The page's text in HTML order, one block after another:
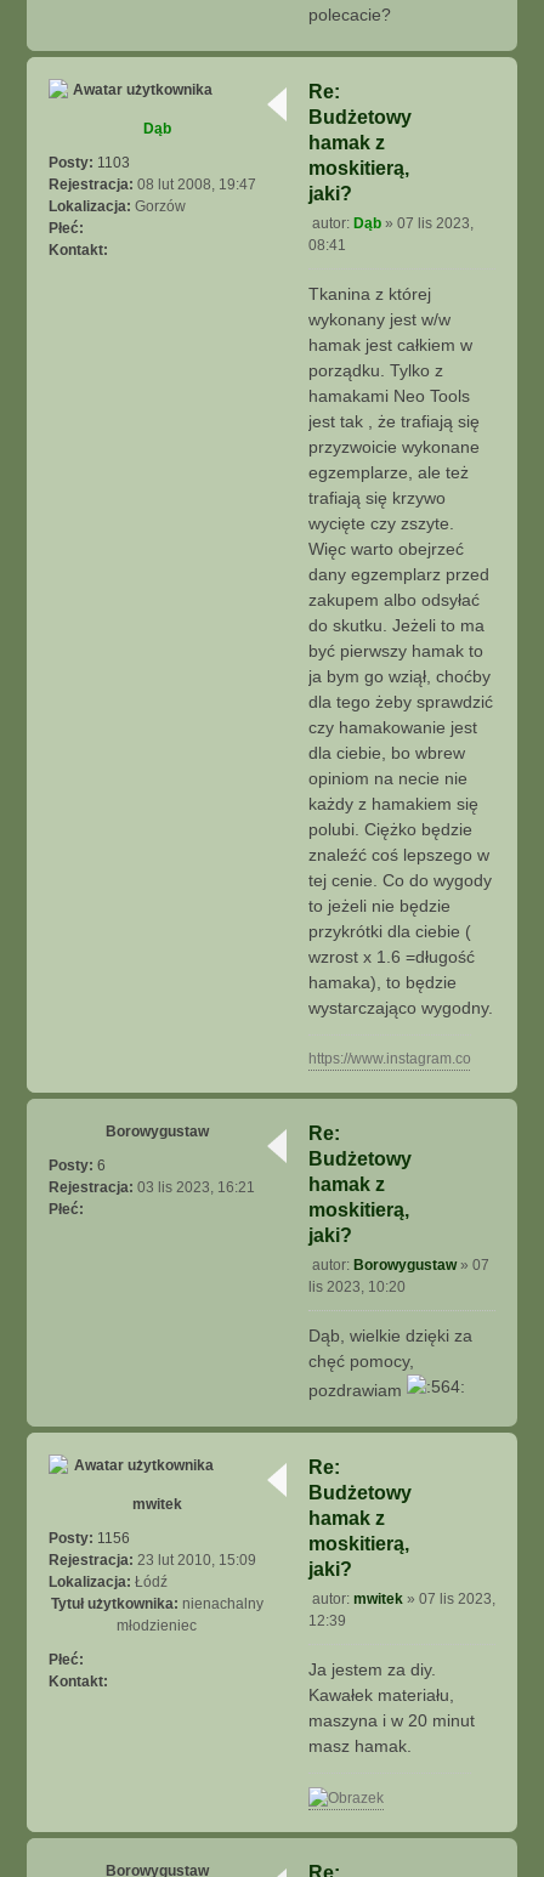
polecacie?
a
Dąb
Posty: 1103
Rejestracja: 08 lut 2008, 19:47
Lokalizacja: Gorzów
Płeć:
Kontakt:
Re:
Budżetowy
hamak z
moskitierą,
jaki?
P
autor: Dąb » 07 lis 2023,
08:41
Tkanina z której
wykonany jest w/w
hamak jest całkiem w
porządku. Tylko z
hamakami Neo Tools
jest tak , że trafiają się
przyzwoicie wykonane
egzemplarze, ale też
trafiają się krzywo
wycięte czy zszyte.
Więc warto obejrzeć
dany egzemplarz przed
zakupem albo odsyłać
do skutku. Jeżeli to ma
być pierwszy hamak to
ja bym go wziął, choćby
dla tego żeby sprawdzić
czy hamakowanie jest
dla ciebie, bo wbrew
opiniom na necie nie
każdy z hamakiem się
polubi. Ciężko będzie
znaleźć coś lepszego w
tej cenie. Co do wygody
to jeżeli nie będzie
przykrótki dla ciebie (
wzrost x 1.6 =długość
hamaka), to będzie
wystarczająco wygodny.
https://www.instagram.com/
N
a
Borowygustaw
Posty: 6
Rejestracja: 03 lis 2023, 16:21
Płeć:
Re:
Budżetowy
hamak z
moskitierą,
jaki?
P
t
autor: Borowygustaw» 07
lis 2023, 10:20
Dąb, wielkie dzięki za
chęć pomocy,
pozdrawiam
a
mwitek
Posty: 1156
Rejestracja: 23 lut 2010, 15:09
Lokalizacja: Łódź
Tytuł użytkownika: nienachalny
młodzieniec
Płeć:
Kontakt:
u
Re:
Budżetowy
hamak z
moskitierą,
jaki?
P
t
autor: mwitek » 07 lis 2023,
12:39
Ja jestem za diy.
Kawałek materiału,
maszyna i w 20 minut
masz hamak.
N
a
Borowygustaw Re: